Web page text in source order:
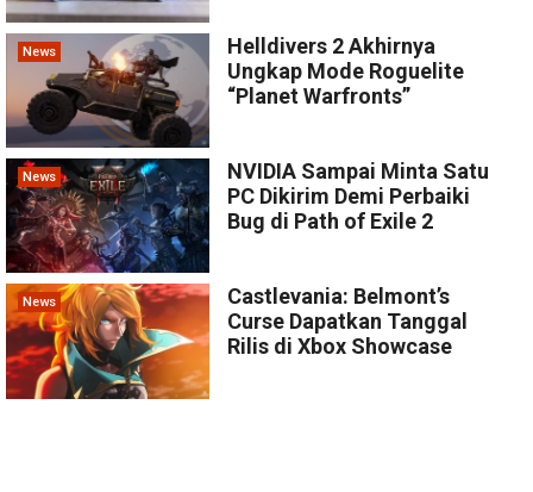
News
Helldivers 2 Akhirnya
Ungkap Mode Roguelite
“Planet Warfronts”
News
NVIDIA Sampai Minta Satu
PC Dikirim Demi Perbaiki
Bug di Path of Exile 2
News
Castlevania: Belmont’s
Curse Dapatkan Tanggal
Rilis di Xbox Showcase